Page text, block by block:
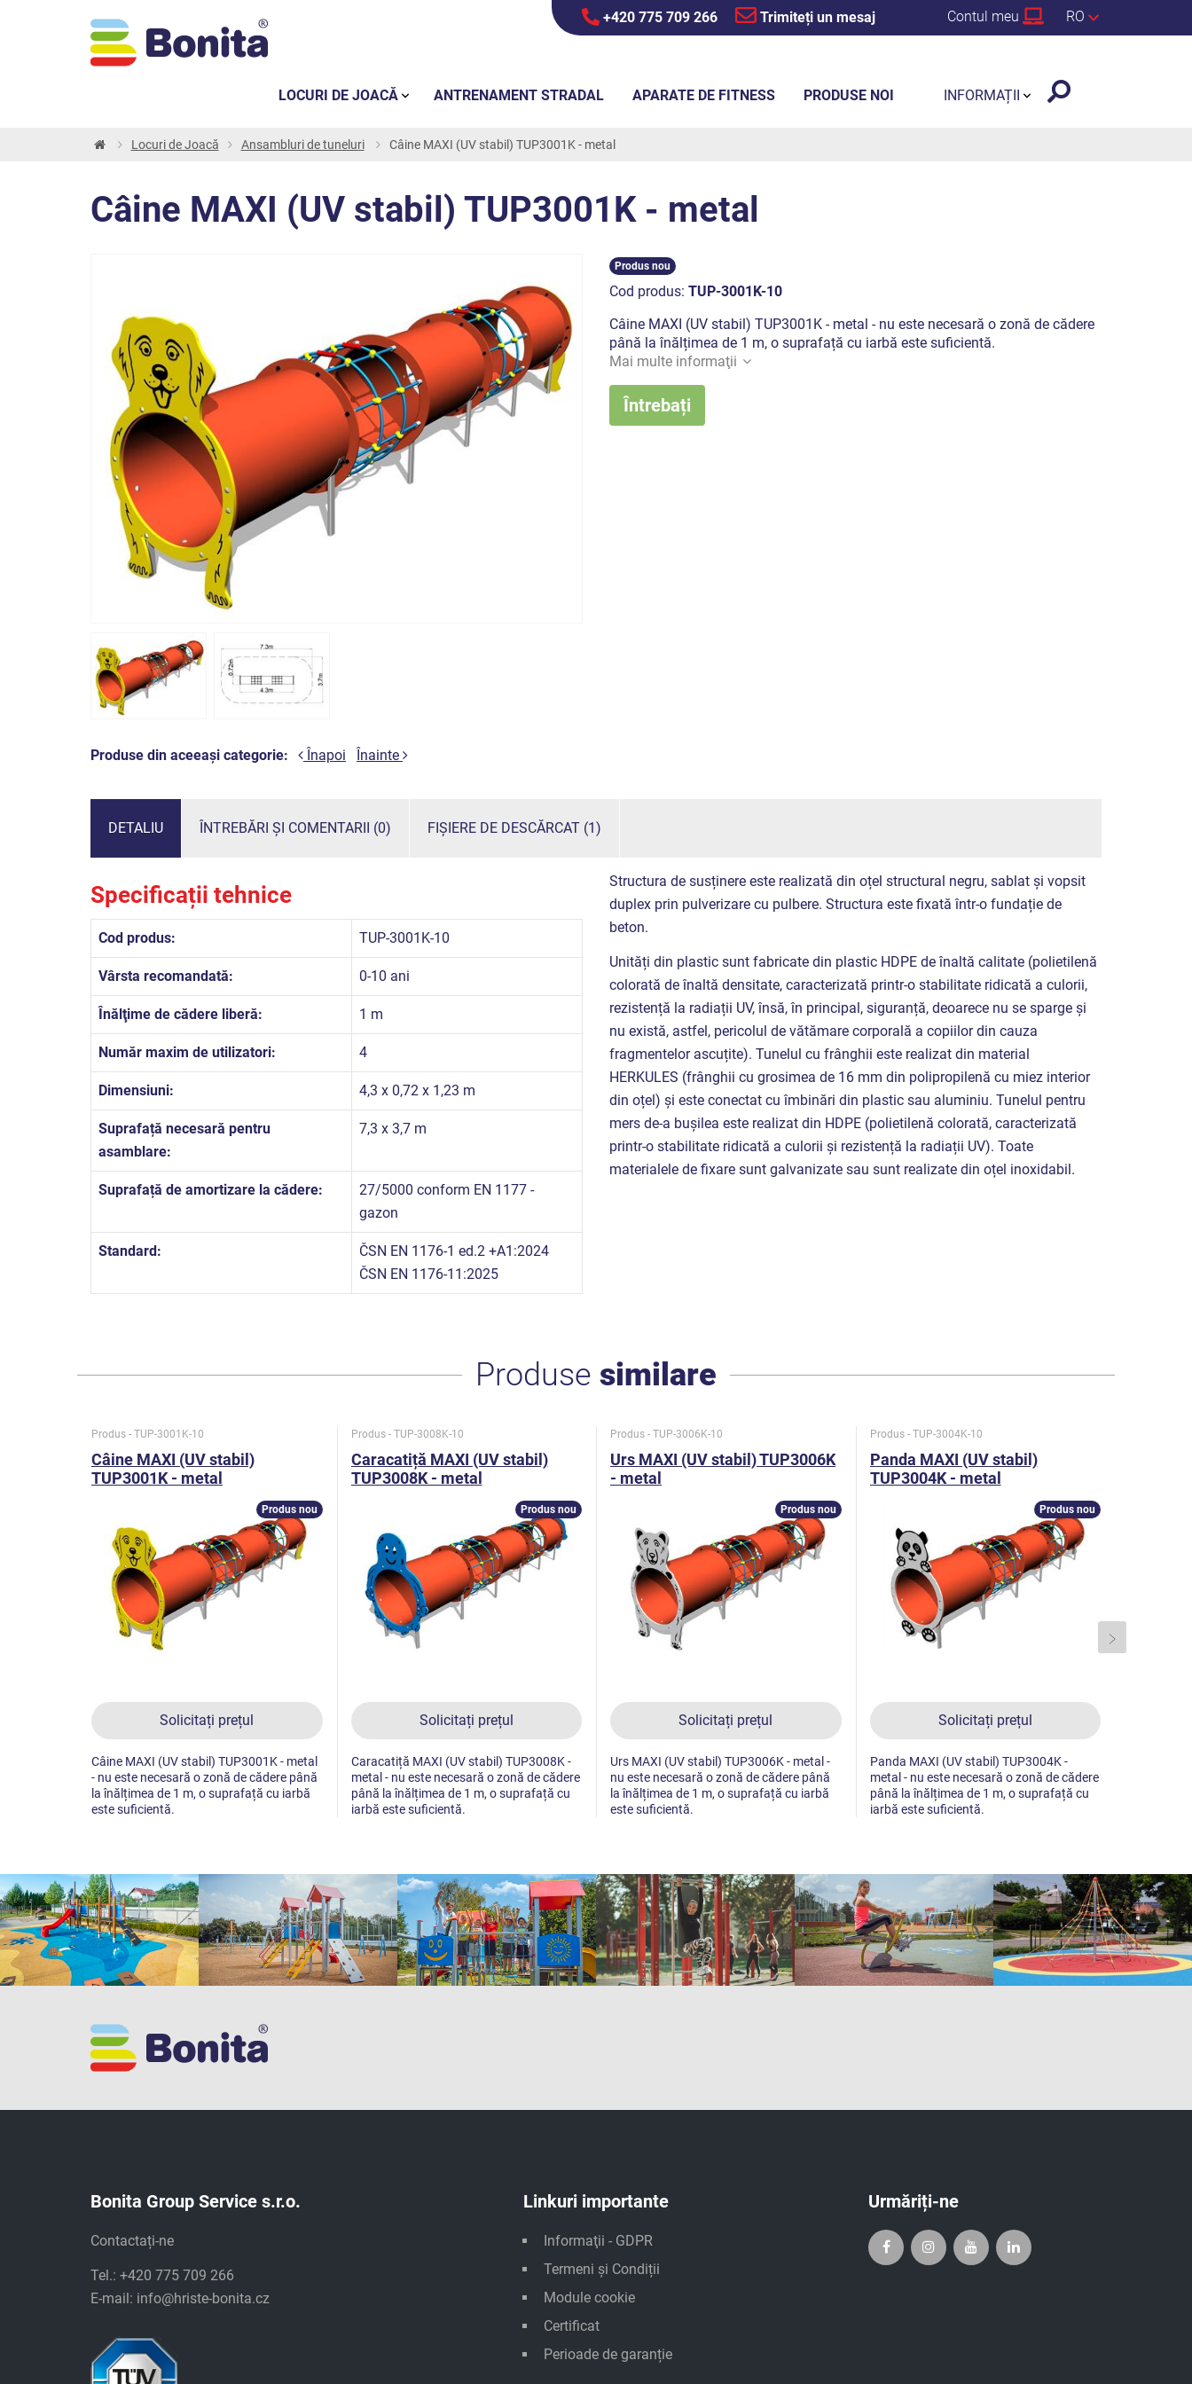
+420 775 709 266 Trimiteți un mesaj Contul meu RO
Locuri de Joacă Ansambluri de tuneluri Câine MAXI (UV stabil) TUP3001K - metal
Câine MAXI (UV stabil) TUP3001K - metal
Produse din aceeași categorie: Înapoi Înainte
Produs nou
Cod produs: TUP-3001K-10
Câine MAXI (UV stabil) TUP3001K - metal - nu este necesară o zonă de cădere
până la înălțimea de 1 m, o suprafață cu iarbă este suficientă.
Mai multe informaţii
Întrebați
DETALIU ÎNTREBĂRI ȘI COMENTARII (0) FIȘIERE DE DESCĂRCAT (1)
Specificații tehnice
Cod produs: TUP-3001K-10
Vârsta recomandată: 0-10 ani
Înălţime de cădere liberă: 1 m
Număr maxim de utilizatori: 4
Dimensiuni: 4,3 x 0,72 x 1,23 m
Suprafață necesară pentru
asamblare:
7,3 x 3,7 m
Suprafață de amortizare la cădere:
27/5000 conform EN 1177 -
gazon
Standard:
ČSN EN 1176-1 ed.2 +A1:2024
ČSN EN 1176-11:2025
Structura de susținere este realizată din oțel structural negru, sablat și vopsit
duplex prin pulverizare cu pulbere. Structura este fixată într-o fundație de
beton.
Unități din plastic sunt fabricate din plastic HDPE de înaltă calitate (polietilenă
colorată de înaltă densitate, caracterizată printr-o stabilitate ridicată a culorii,
rezistență la radiații UV, însă, în principal, siguranță, deoarece nu se sparge și
nu există, astfel, pericolul de vătămare corporală a copiilor din cauza
fragmentelor ascuțite). Tunelul cu frânghii este realizat din material
HERKULES (frânghii cu grosimea de 16 mm din polipropilenă cu miez interior
din oțel) și este conectat cu îmbinări din plastic sau aluminiu. Tunelul pentru
mers de-a bușilea este realizat din HDPE (polietilenă colorată, caracterizată
printr-o stabilitate ridicată a culorii și rezistență la radiații UV). Toate
materialele de fixare sunt galvanizate sau sunt realizate din oțel inoxidabil.
Produse similare
Produs - TUP-3001K-10
Câine MAXI (UV stabil)
TUP3001K - metal
Solicitați prețul
Produs nou
Câine MAXI (UV stabil) TUP3001K - metal
- nu este necesară o zonă de cădere până
la înălțimea de 1 m, o suprafață cu iarbă
este suficientă.
Produs - TUP-3008K-10
Caracatiță MAXI (UV stabil)
TUP3008K - metal
Solicitați prețul
Produs nou
Caracatiță MAXI (UV stabil) TUP3008K -
metal - nu este necesară o zonă de cădere
până la înălțimea de 1 m, o suprafață cu
iarbă este suficientă.
Produs - TUP-3006K-10
Urs MAXI (UV stabil) TUP3006K
- metal
Solicitați prețul
Produs nou
Urs MAXI (UV stabil) TUP3006K - metal -
nu este necesară o zonă de cădere până
la înălțimea de 1 m, o suprafață cu iarbă
este suficientă.
Produs - TUP-3004K-10
Panda MAXI (UV stabil)
TUP3004K - metal
Solicitați prețul
Produs nou
Panda MAXI (UV stabil) TUP3004K -
metal - nu este necesară o zonă de cădere
până la înălțimea de 1 m, o suprafață cu
iarbă este suficientă.
Bonita Group Service s.r.o.
Contactați-ne
Tel.: +420 775 709 266
E-mail: info@hriste-bonita.cz
Linkuri importante
Informaţii - GDPR
Termeni și Condiții
Module cookie
Certificat
Perioade de garanție
Urmăriți-ne
LOCURI DE JOACĂ ANTRENAMENT STRADAL APARATE DE FITNESS PRODUSE NOI INFORMAȚII